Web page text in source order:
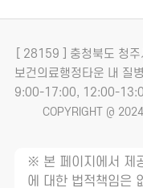
[ 28159 ] 충청북도 청
보건의료행정타운 내 질
9:00-17:00, 12:00-
COPYRIGHT @
※ 본 페이지에서 제
에 대한 법적책임은